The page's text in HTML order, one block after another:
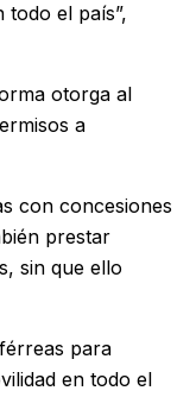
el país”,
otorga al
a
con concesiones
prestar
sin que ello
para
en todo el